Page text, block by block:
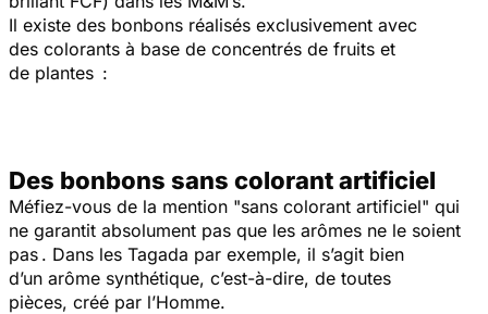
Il existe des bonbons réalisés exclusivement avec
des colorants à base de concentrés de fruits et
de plantes :
Des bonbons sans colorant artificiel
Méfiez-vous de la mention "sans colorant artificiel" qui
ne garantit absolument pas que les arômes ne le soient
pas . Dans les Tagada par exemple, il s’agit bien
d’un arôme synthétique, c’est-à-dire, de toutes
pièces, créé par l’Homme.